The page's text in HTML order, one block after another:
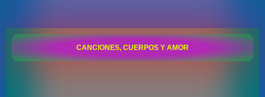
CANCIONES, CUERPOS Y AMOR